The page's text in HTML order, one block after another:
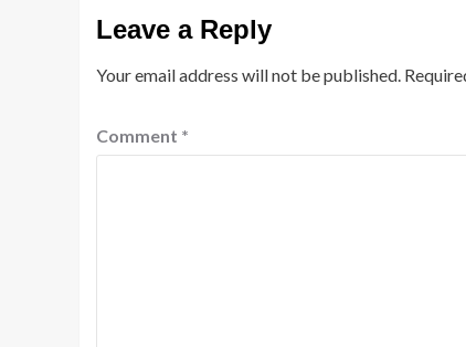
Leave a Reply
Your email address will not be published.
Comment *